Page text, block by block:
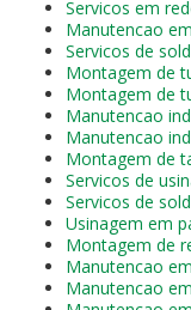
Servicos em
Manutencao
Servicos de
Montagem de
Montagem de
Manutencao
Manutencao
Montagem de
Servicos de
Servicos de
Usinagem em
Montagem de
Manutencao
Manutencao